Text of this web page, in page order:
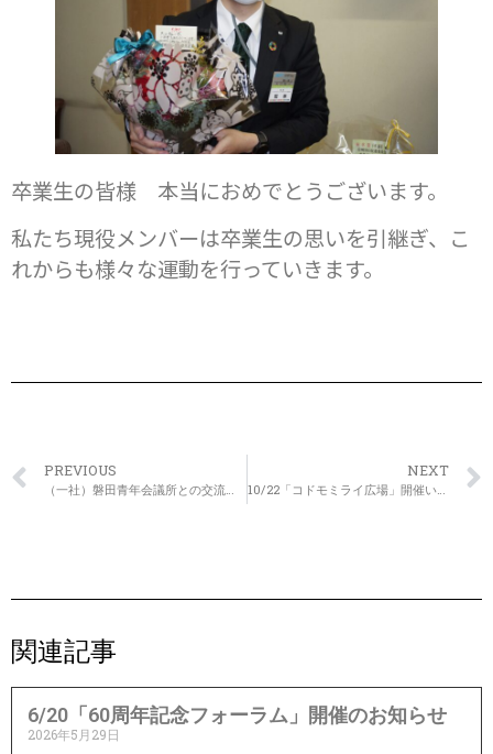
卒業生の皆様 本当におめでとうございます。
私たち現役メンバーは卒業生の思いを引継ぎ、こ
れからも様々な運動を行っていきます。
PREVIOUS
（一社）磐田青年会議所との交流事業を開催しました。
NEXT
10/22「コドモミライ広場」開催いたします！
関連記事
6/20「60周年記念フォーラム」開催のお知らせ
2026年5月29日